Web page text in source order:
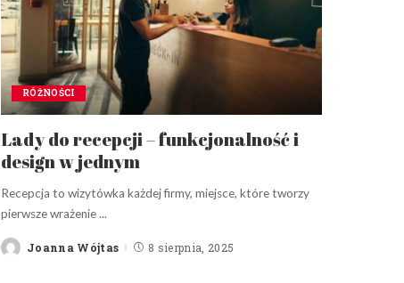
RÓŻNOŚCI
Lady do recepcji – funkcjonalność i
design w jednym
Recepcja to wizytówka każdej firmy, miejsce, które tworzy
pierwsze wrażenie...
PostedJoanna Wójtas 8 sierpnia, 2025